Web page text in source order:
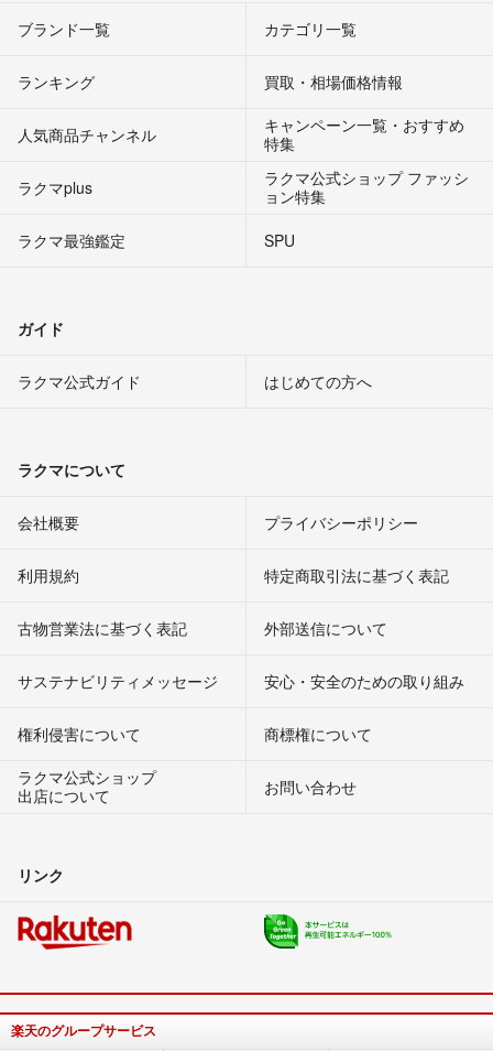
ブランド一覧 カテゴリ一覧
ランキング 買取・相場価格情報
人気商品チャンネル
キャンペーン一覧・おすすめ
特集
ラクマplus
ラクマ公式ショップ ファッシ
ョン特集
ラクマ最強鑑定
SPU
ガイド
ラクマ公式ガイド はじめての方へ
ラクマについて
会社概要 プライバシーポリシー
利用規約 特定商取引法に基づく表記
古物営業法に基づく表記 外部送信について
サステナビリティメッセージ 安心・安全のための取り組み
権利侵害について
商標権について
ラクマ公式ショップ
出店について
お問い合わせ
リンク
楽天のグループサービス